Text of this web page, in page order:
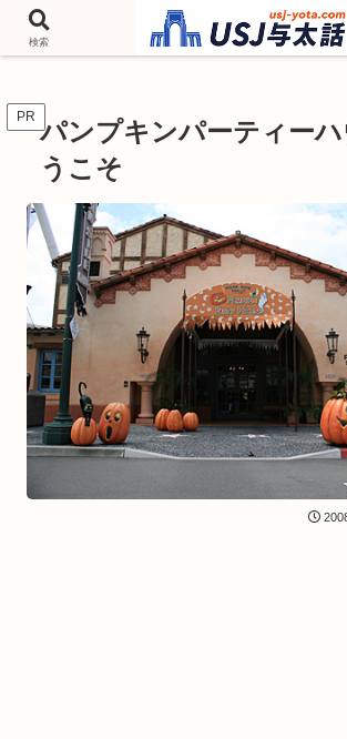
チケットやシーズンイベント ニンテンドーワールド ア
バを歩いて情報収集しています
PR パンプキンパーティーハ
うこそ
検索